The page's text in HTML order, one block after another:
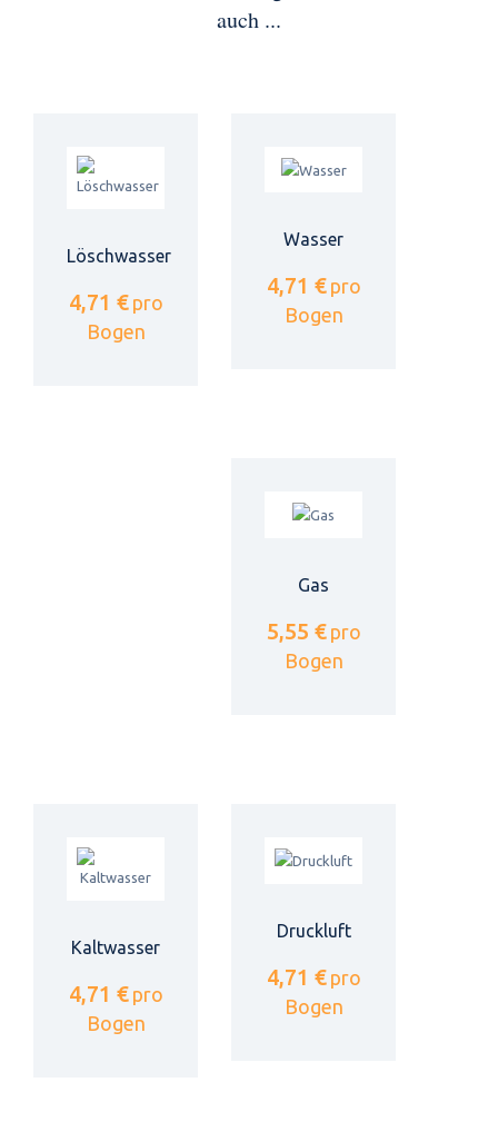
auch ...
Löschwasser
4,71 € pro
Bogen
Wasser
4,71 € pro
Bogen
Gas
5,55 € pro
Bogen
Kaltwasser
4,71 € pro
Bogen
Druckluft
4,71 € pro
Bogen